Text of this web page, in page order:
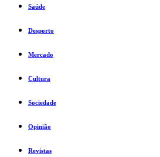
Saúde
Desporto
Mercado
Cultura
Sociedade
Opinião
Revistas